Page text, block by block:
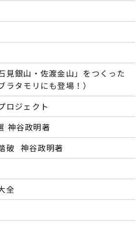
見銀山・佐渡金山」をつくった
ラタモリにも登場！）
ロジェクト
神谷政明著
―― 神谷政明著
全